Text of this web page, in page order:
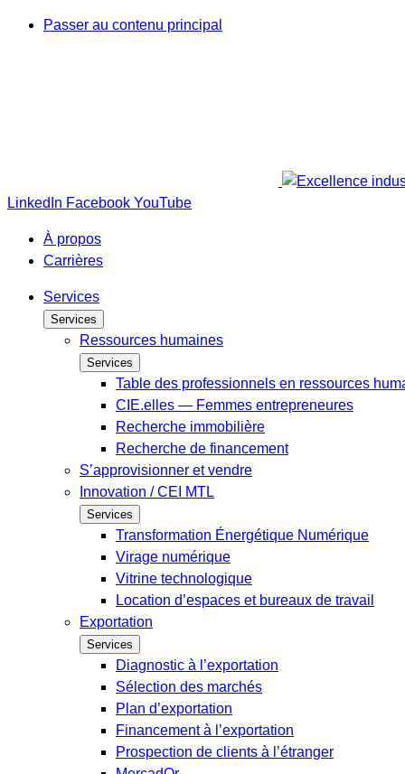
Passer au contenu principal
LinkedIn Facebook YouTube
À propos
Carrières
Services
Services
Ressources humaines
Services
Table des professionnels en ressources
CIE.elles — Femmes entrepreneures
Recherche immobilière
Recherche de financement
S’approvisionner et vendre
Innovation / CEI MTL
Services
Transformation Énergétique Numérique
Virage numérique
Vitrine technologique
Location d’espaces et bureaux de travail
Exportation
Services
Diagnostic à l’exportation
Sélection des marchés
Plan d’exportation
Financement à l’exportation
Prospection de clients à l’étranger